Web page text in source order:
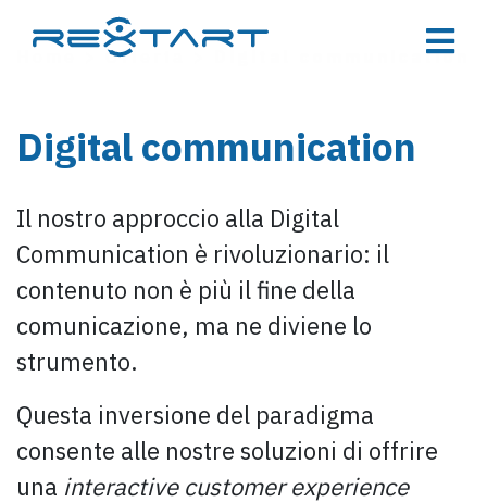
Offerta Digital communication
Digital communication
Il nostro approccio alla Digital
Communication è rivoluzionario: il
contenuto non è più il fine della
comunicazione, ma ne diviene lo
strumento.
Questa inversione del paradigma
consente alle nostre soluzioni di offrire
una interactive customer experience